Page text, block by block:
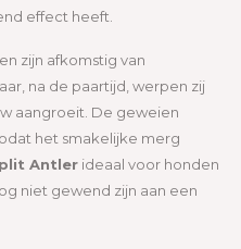
effect heeft.
zijn afkomstig van
na de paartijd, werpen zij
aangroeit. De geweien
het smakelijke merg
Antler ideaal voor honden
niet gewend zijn aan een